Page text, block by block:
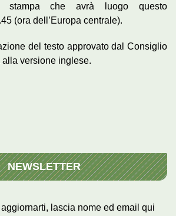
stampa che avrà luogo questo
(ora dell’Europa centrale).
del testo approvato dal Consiglio
versione inglese.
NEWSLETTER
lascia nome ed email qui